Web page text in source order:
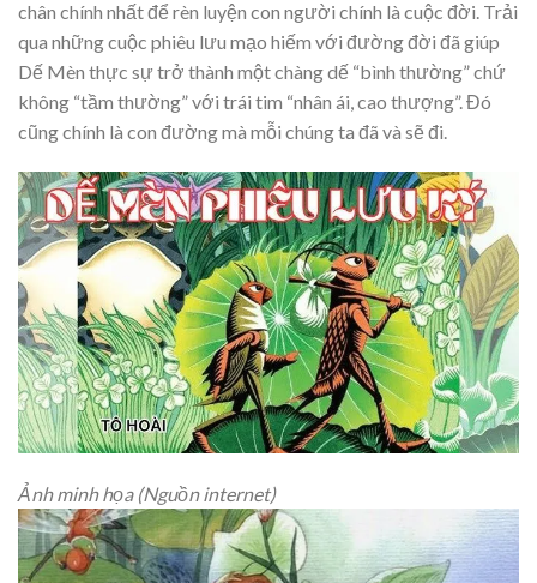
chân chính nhất để rèn luyện con người chính là cuộc đời. Trải
qua những cuộc phiêu lưu mạo hiếm với đường đời đã giúp
Dế Mèn thực sự trở thành một chàng dế “bình thường” chứ
không “tầm thường” với trái tim “nhân ái, cao thượng”. Đó
cũng chính là con đường mà mỗi chúng ta đã và sẽ đi.
Ảnh minh họa (Nguồn internet)